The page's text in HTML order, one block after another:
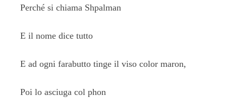
Perché si chiama Shpalman
E il nome dice tutto
E ad ogni farabutto tinge il viso color maron,
Poi lo asciuga col phon